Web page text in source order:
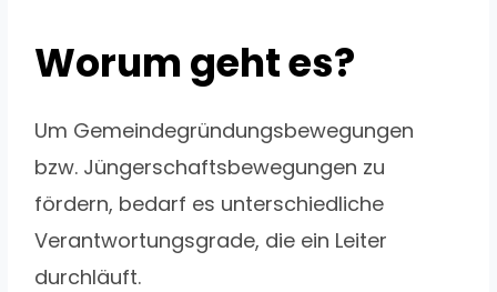
Worum geht es?
Um Gemeindegründungsbewegungen
bzw. Jüngerschaftsbewegungen zu
fördern, bedarf es unterschiedliche
Verantwortungsgrade, die ein Leiter
durchläuft.